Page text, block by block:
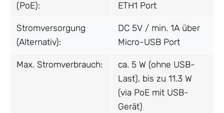
(PoE):
ETH1 Port
Stromversorgung
(Alternativ):
DC 5V / min. 1A über
Micro-USB Port
Max. Stromverbrauch:
ca. 5 W (ohne USB-
Last), bis zu 11.3 W
(via PoE mit USB-
Gerät)